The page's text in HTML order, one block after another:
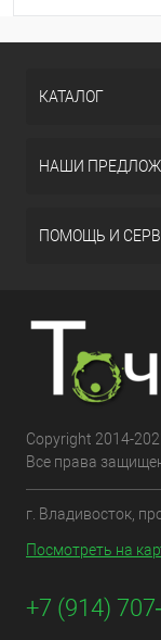
КАТАЛОГ
НАШИ
ПОМОЩЬ И
Copyright 2014-
Все права
г. Владивосток,
Посмотреть на
+7 (914)